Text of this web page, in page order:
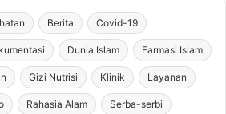
Berita Covid-19
Dunia Islam Farmasi Islam
Gizi Nutrisi Klinik Layanan
Rahasia Alam Serba-serbi